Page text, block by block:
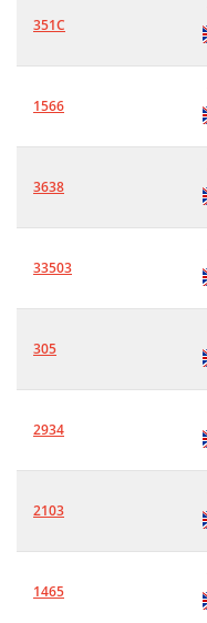
351C
1566
3638
33503
305
2934
2103
1465